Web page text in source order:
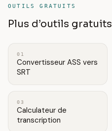
OUTILS GRATUITS
Plus d’outils gratuits
01
Convertisseur ASS vers
SRT
03
Calculateur de
transcription